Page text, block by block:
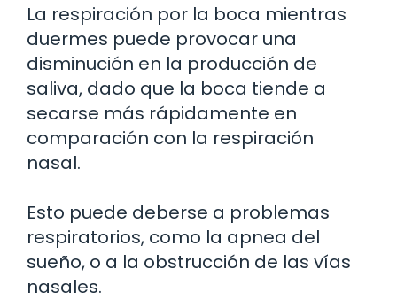
La respiración por la boca mientras
duermes puede provocar una
disminución en la producción de
saliva, dado que la boca tiende a
secarse más rápidamente en
comparación con la respiración
nasal.
Esto puede deberse a problemas
respiratorios, como la apnea del
sueño, o a la obstrucción de las vías
nasales.